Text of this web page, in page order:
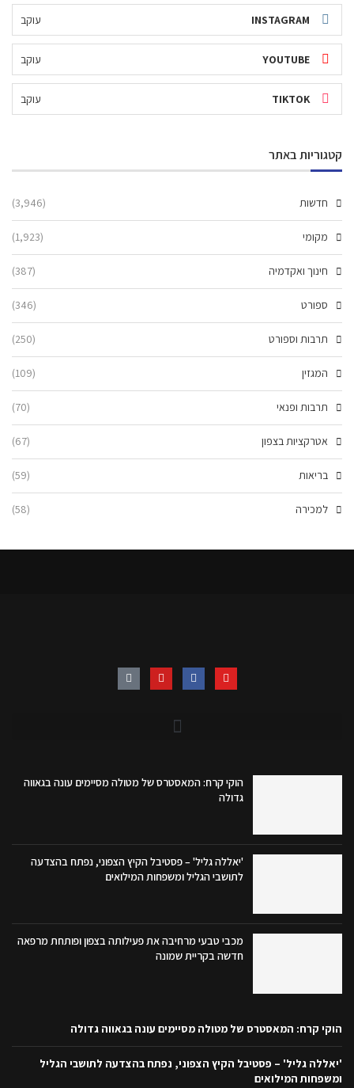
INSTAGRAM עוקב
YOUTUBE עוקב
TIKTOK עוקב
קטגוריות באתר
חדשות (3,946)
מקומי (1,923)
חינוך ואקדמיה (387)
ספורט (346)
תרבות וספורט (250)
המגזין (109)
תרבות ופנאי (70)
אטרקציות בצפון (67)
בריאות (59)
למכירה (58)
הוקי קרח: המאסטרס של מטולה מסיימים עונה בגאווה
גדולה
'יאללה גליל' – פסטיבל הקיץ הצפוני, נפתח בהצדעה
לתושבי הגליל ומשפחות המילואים
מכבי טבעי מרחיבה את פעילותה בצפון ופותחת מרפאה
חדשה בקריית שמונה
הוקי קרח: המאסטרס של מטולה מסיימים עונה בגאווה גדולה
'יאללה גליל' – פסטיבל הקיץ הצפוני, נפתח בהצדעה לתושבי הגליל
ומשפחות המילואים